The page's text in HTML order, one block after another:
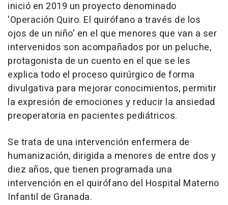
inició en 2019 un proyecto denominado
'Operación Quiro. El quirófano a través de los
ojos de un niño' en el que menores que van a ser
intervenidos son acompañados por un peluche,
protagonista de un cuento en el que se les
explica todo el proceso quirúrgico de forma
divulgativa para mejorar conocimientos, permitir
la expresión de emociones y reducir la ansiedad
preoperatoria en pacientes pediátricos.
Se trata de una intervención enfermera de
humanización, dirigida a menores de entre dos y
diez años, que tienen programada una
intervención en el quirófano del Hospital Materno
Infantil de Granada.